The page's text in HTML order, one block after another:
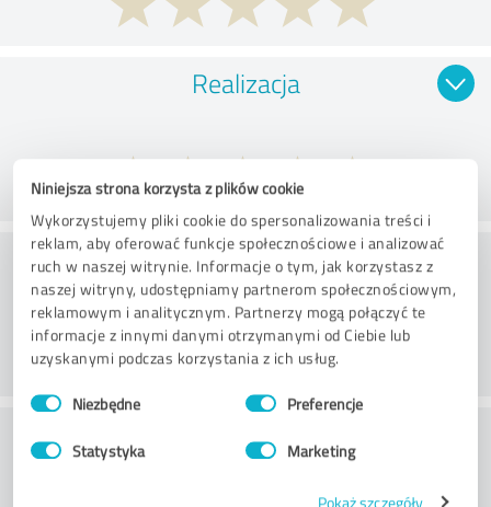
Niniejsza strona korzysta z plików cookie
Wykorzystujemy pliki cookie do spersonalizowania treści i
reklam, aby oferować funkcje społecznościowe i analizować
ruch w naszej witrynie. Informacje o tym, jak korzystasz z
naszej witryny, udostępniamy partnerom społecznościowym,
reklamowym i analitycznym. Partnerzy mogą połączyć te
informacje z innymi danymi otrzymanymi od Ciebie lub
uzyskanymi podczas korzystania z ich usług.
Wybór
zgody Niezbędne Preferencje
Statystyka Marketing
Pokaż szczegóły
Realizacja
Doradztwo
Obsługa klienta